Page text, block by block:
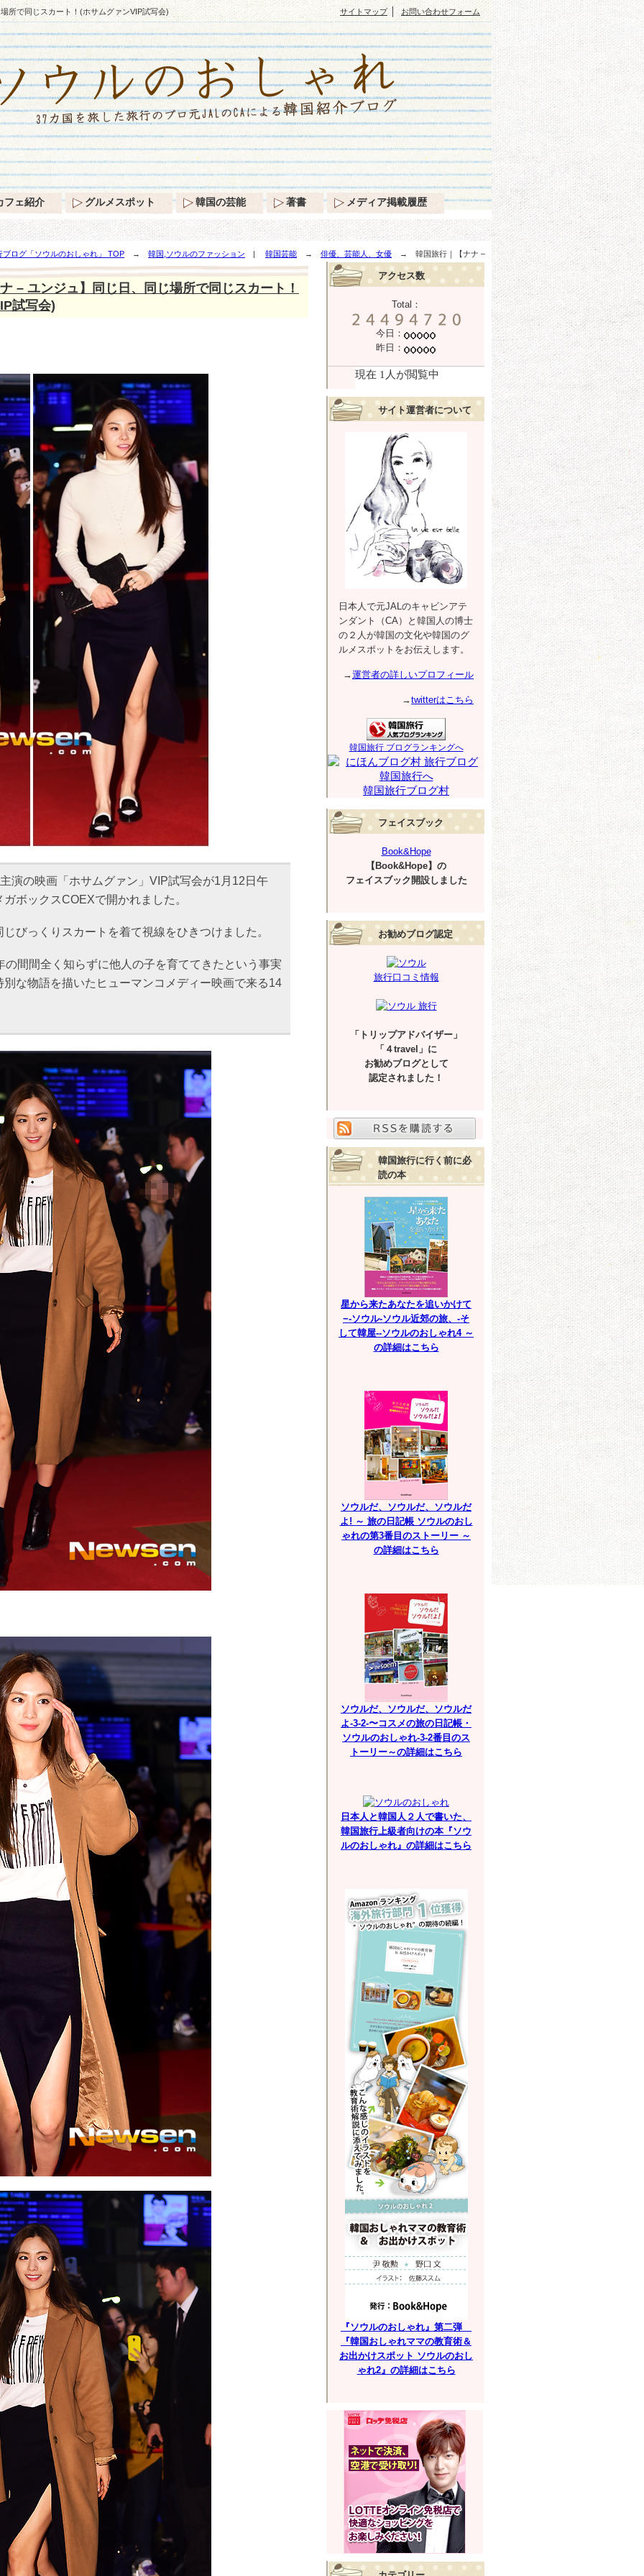
所で同じスカート！(ホサムグァンVIP試写会)
ログ「ソウルのおしゃれ」 TOP → 韓国,ソウルのファッション | 韓国芸能 → 俳優、芸能人、女優 → 韓国旅行｜【ナナ –
(ホサムグァンVIP試写会)
– ユンジュ】同じ日、同じ場所で同じスカート！
試写会)
主演の映画「ホサムグァン」VIP試写会が1月12日午
ボックスCOEXで開かれました。
じびっくりスカートを着て視線をひきつけました。
の間間全く知らずに他人の子を育ててきたという事実
な物語を描いたヒューマンコメディー映画で来る14
アクセス数
Total：
今日：
昨日：
サイト運営者について
日本人で元JALのキャビンアテ
ンダント（CA）と韓国人の博士
の２人が韓国の文化や韓国のグ
ルメスポットをお伝えします。
→運営者の詳しいプロフィール
→twitterはこちら
韓国旅行 ブログランキングへ
韓国旅行ブログ村
フェイスブック
Book&Hope
【Book&Hope】の
フェイスブック開設しました
お勧めブログ認定
旅行口コミ情報
「トリップアドバイザー」
「４travel」に
お勧めブログとして
認定されました！
韓国旅行に行く前に必
読の本
星から来たあなたを追いかけて
−-ソウル-ソウル近郊の旅、-そ
して韓屋--ソウルのおしゃれ4 ～
の詳細はこちら
ソウルだ、ソウルだ、ソウルだ
よ! ～ 旅の日記帳 ソウルのおし
ゃれの第3番目のストーリー ～
の詳細はこちら
ソウルだ、ソウルだ、ソウルだ
よ-3-2-〜コスメの旅の日記帳・
ソウルのおしゃれ-3-2番目のス
トーリー～の詳細はこちら
日本人と韓国人２人で書いた、
韓国旅行上級者向けの本『ソウ
ルのおしゃれ』の詳細はこちら
『ソウルのおしゃれ』第二弾
『韓国おしゃれママの教育術＆
お出かけスポット ソウルのおし
ゃれ2』の詳細はこちら
サイトマップ｜ お問い合わせフォーム
フェ紹介 グルメスポット 韓国の芸能 著書 メディア掲載履歴